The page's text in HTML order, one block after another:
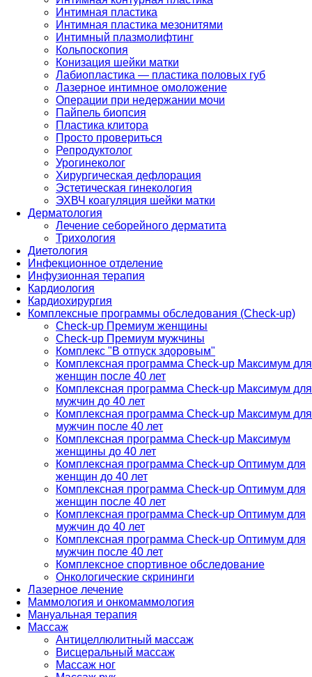
Интимная пластика
Интимная пластика мезонитями
Интимный плазмолифтинг
Кольпоскопия
Конизация шейки матки
Лабиопластика — пластика половых губ
Лазерное интимное омоложение
Операции при недержании мочи
Пайпель биопсия
Пластика клитора
Просто провериться
Репродуктолог
Урогинеколог
Хирургическая дефлорация
Эстетическая гинекология
ЭХВЧ коагуляция шейки матки
Дерматология
Лечение себорейного дерматита
Трихология
Диетология
Инфекционное отделение
Инфузионная терапия
Кардиология
Кардиохирургия
Комплексные программы обследования (Check-up)
Check-up Премиум женщины
Check-up Премиум мужчины
Комплекс "В отпуск здоровым"
Комплексная программа Check-up Максимум для
женщин после 40 лет
Комплексная программа Check-up Максимум для
мужчин до 40 лет
Комплексная программа Check-up Максимум для
мужчин после 40 лет
Комплексная программа Check-up Максимум
женщины до 40 лет
Комплексная программа Check-up Оптимум для
женщин до 40 лет
Комплексная программа Check-up Оптимум для
женщин после 40 лет
Комплексная программа Check-up Оптимум для
мужчин до 40 лет
Комплексная программа Check-up Оптимум для
мужчин после 40 лет
Комплексное спортивное обследование
Онкологические скрининги
Лазерное лечение
Маммология и онкомаммология
Мануальная терапия
Массаж
Антицеллюлитный массаж
Висцеральный массаж
Массаж ног